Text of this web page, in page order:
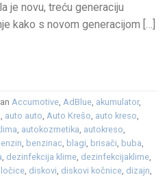
je novu, treću generaciju
kako s novom generacijom […]
Accumotive, AdBlue, akumulator,
, auto auto, Auto Krešo, auto kreso,
, autokozmetika, autokreso,
, benzinac, blagi, brisači, buba,
, dezinfekcija klime, dezinfekcijaklime,
, diskovi, diskovi kočnice, dizajn,